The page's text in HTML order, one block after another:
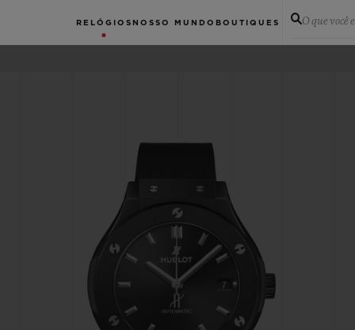
RELÓGIOS NOSSO MUNDO BOUTIQUES O que você